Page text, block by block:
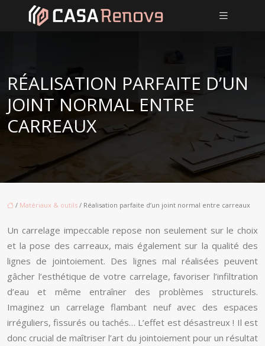
RÉALISATION PARFAITE D’UN
JOINT NORMAL ENTRE
CARREAUX
/ Matériaux & outils / Réalisation parfaite d’un joint normal entre carreaux
Un carrelage impeccable repose non seulement sur le choix
et la pose des carreaux, mais également sur la qualité des
lignes de jointoiement. Des lignes mal réalisées peuvent
gâcher l’esthétique de votre carrelage, favoriser l’infiltration
d’eau et même entraîner des problèmes structurels.
Imaginez un carrelage flambant neuf avec des espaces
irréguliers, fissurés ou tachés… L’effet est désastreux ! Il est
donc crucial de maîtriser l’art du jointoiement pour un résultat